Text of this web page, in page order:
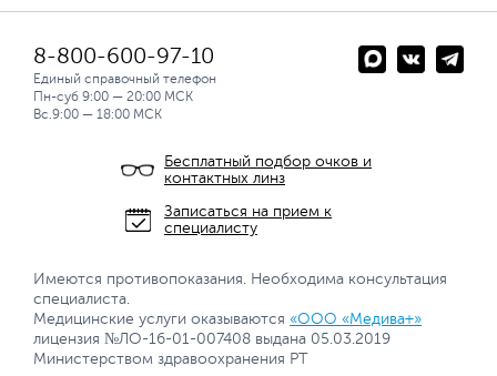
8-800-600-97-10
Единый справочный телефон
Пн-суб 9:00 — 20:00 МСК
Вс.9:00 — 18:00 МСК
Бесплатный подбор очков и
контактных линз
Записаться на прием к
специалисту
Имеются противопоказания. Необходима консультация
специалиста.
Медицинские услуги оказываются «ООО «Медива+»
лицензия №ЛО-16-01-007408 выдана 05.03.2019
Министерством здравоохранения РТ